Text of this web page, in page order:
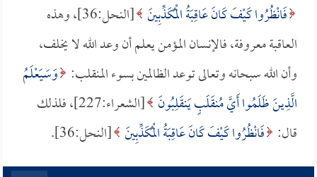
فَانْظُرُوا كَيْفَ كَانَ عَاقِبَةُ الْمُكَذِّبِينَ
[النحل:36]، وهذه
العاقبة معروفة، فالإنسان المؤمن يعلم أن وعد الله لا يخلف،
وأن الله سبحانه وتعالى توعد الظالمين بسوء المنقلب: وَسَيَعْلَمُ
الَّذِينَ ظَلَمُوا أَيَّ مُنقَلَبٍ يَنقَلِبُونَ
[الشعراء:227]، فلذلك
قال: فَانْظُرُوا كَيْفَ كَانَ عَاقِبَةُ الْمُكَذِّبِينَ [النحل:36].